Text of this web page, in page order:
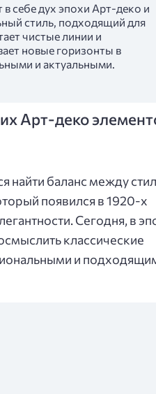
в себе дух эпохи Арт-деко и
стиль, подходящий для
чистые линии и
новые горизонты в
и актуальными.
Арт-деко
найти баланс между
появился в 1920-х
Сегодня, в
классические
и